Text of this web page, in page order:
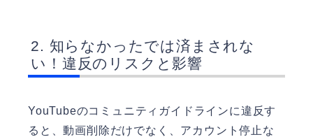
知らなかったでは済まされな
い！違反のリスクと影響
YouTubeのコミュニティガイドラインに違反す
ると、動画削除だけでなく、アカウント停止な